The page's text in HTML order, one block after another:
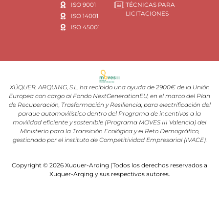
ISO 9001
ISO 14001
ISO 45001
TÉCNICAS PARA
LICITACIONES
XÚQUER, ARQUING, S.L. ha recibido una ayuda de 2900€ de la Unión
Europea con cargo al Fondo NextGenerationEU, en el marco del Plan
de Recuperación, Trasformación y Resiliencia, para electrificación del
parque automovilístico dentro del Programa de incentivos a la
movilidad eficiente y sostenible (Programa MOVES III Valencia) del
Ministerio para la Transición Ecológica y el Reto Demográfico,
gestionado por el instituto de Competitividad Empresarial (IVACE).
Copyright © 2026 Xuquer-Arqing |Todos los derechos reservados a
Xuquer-Arqing y sus respectivos autores.